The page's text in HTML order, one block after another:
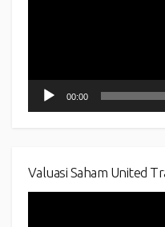
00:00
Valuasi Saham United